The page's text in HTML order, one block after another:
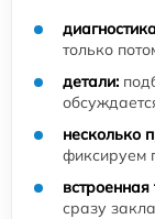
только
детали:
несколько
фиксируем
встроенная
сразу